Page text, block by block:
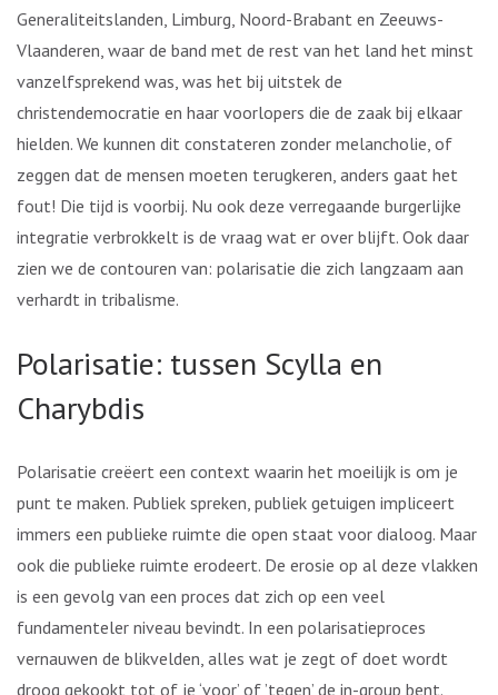
Generaliteitslanden, Limburg, Noord-Brabant en Zeeuws-
Vlaanderen, waar de band met de rest van het land het minst
vanzelfsprekend was, was het bij uitstek de
christendemocratie en haar voorlopers die de zaak bij elkaar
hielden. We kunnen dit constateren zonder melancholie, of
zeggen dat de mensen moeten terugkeren, anders gaat het
fout! Die tijd is voorbij. Nu ook deze verregaande burgerlijke
integratie verbrokkelt is de vraag wat er over blijft. Ook daar
zien we de contouren van: polarisatie die zich langzaam aan
verhardt in tribalisme.
Polarisatie: tussen Scylla en
Charybdis
Polarisatie creëert een context waarin het moeilijk is om je
punt te maken. Publiek spreken, publiek getuigen impliceert
immers een publieke ruimte die open staat voor dialoog. Maar
ook die publieke ruimte erodeert. De erosie op al deze vlakken
is een gevolg van een proces dat zich op een veel
fundamenteler niveau bevindt. In een polarisatieproces
vernauwen de blikvelden, alles wat je zegt of doet wordt
droog gekookt tot of je ‘voor’ of ’tegen’ de in-group bent.